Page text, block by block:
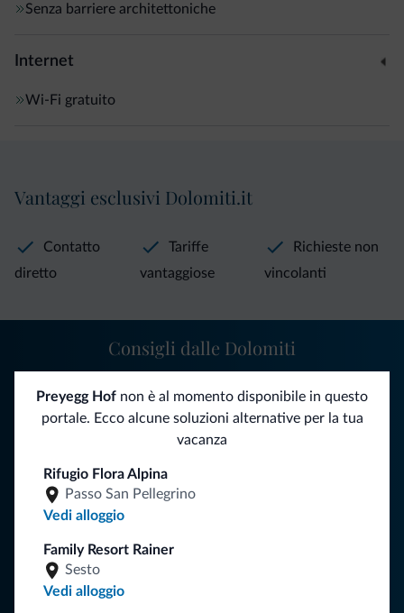
Senza barriere architettoniche
Internet
Wi-Fi gratuito
Preyegg Hof non è al momento disponibile in questo
portale. Ecco alcune soluzioni alternative per la tua
vacanza
Rifugio Flora Alpina
Passo San Pellegrino
Vedi alloggio
Family Resort Rainer
Sesto
Vedi alloggio
Vantaggi esclusivi Dolomiti.it
Contatto
diretto
Tariffe
vantaggiose
Richieste non
vincolanti
Segui Dolomiti.it
Consigli dalle Dolomiti
vacanza nelle Dolomiti.
ISCRIVITI ALLA NEWSLETTER